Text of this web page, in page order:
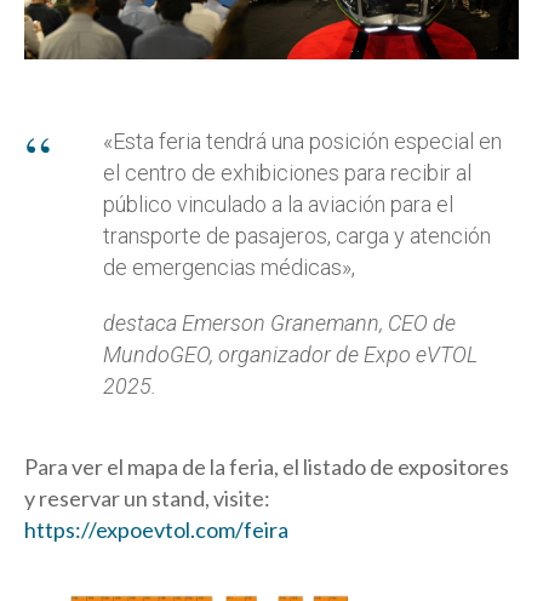
«Esta feria tendrá una posición especial en
el centro de exhibiciones para recibir al
público vinculado a la aviación para el
transporte de pasajeros, carga y atención
de emergencias médicas»,
destaca Emerson Granemann, CEO de
MundoGEO, organizador de Expo eVTOL
2025.
Para ver el mapa de la feria, el listado de expositores
y reservar un stand, visite:
https://expoevtol.com/feira